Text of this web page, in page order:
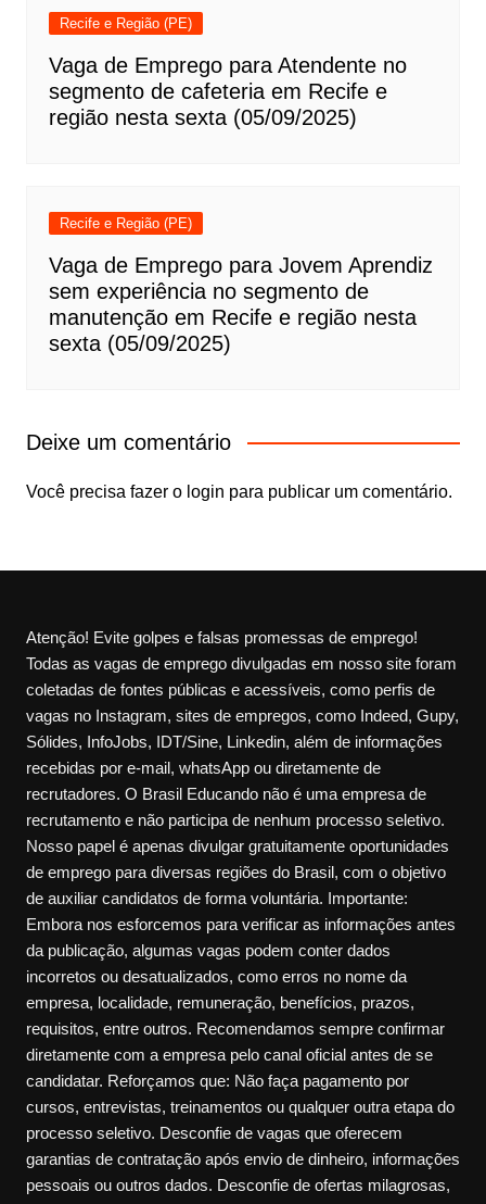
Recife e Região (PE)
Vaga de Emprego para Atendente no
segmento de cafeteria em Recife e
região nesta sexta (05/09/2025)
Recife e Região (PE)
Vaga de Emprego para Jovem Aprendiz
sem experiência no segmento de
manutenção em Recife e região nesta
sexta (05/09/2025)
Deixe um comentário
Você precisa fazer o login para publicar um comentário.
Atenção! Evite golpes e falsas promessas de emprego!
Todas as vagas de emprego divulgadas em nosso site foram
coletadas de fontes públicas e acessíveis, como perfis de
vagas no Instagram, sites de empregos, como Indeed, Gupy,
Sólides, InfoJobs, IDT/Sine, Linkedin, além de informações
recebidas por e-mail, whatsApp ou diretamente de
recrutadores. O Brasil Educando não é uma empresa de
recrutamento e não participa de nenhum processo seletivo.
Nosso papel é apenas divulgar gratuitamente oportunidades
de emprego para diversas regiões do Brasil, com o objetivo
de auxiliar candidatos de forma voluntária. Importante:
Embora nos esforcemos para verificar as informações antes
da publicação, algumas vagas podem conter dados
incorretos ou desatualizados, como erros no nome da
empresa, localidade, remuneração, benefícios, prazos,
requisitos, entre outros. Recomendamos sempre confirmar
diretamente com a empresa pelo canal oficial antes de se
candidatar. Reforçamos que: Não faça pagamento por
cursos, entrevistas, treinamentos ou qualquer outra etapa do
processo seletivo. Desconfie de vagas que oferecem
garantias de contratação após envio de dinheiro, informações
pessoais ou outros dados. Desconfie de ofertas milagrosas,